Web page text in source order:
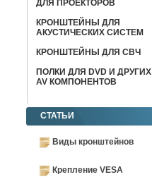
ДЛЯ ПРОЕКТОРОВ
КРОНШТЕЙНЫ ДЛЯ
АКУСТИЧЕСКИХ СИСТЕМ
КРОНШТЕЙНЫ ДЛЯ СВЧ
ПОЛКИ ДЛЯ DVD И ДРУГИХ
AV КОМПОНЕНТОВ
СТАТЬИ
Виды кронштейнов
Крепление VESA